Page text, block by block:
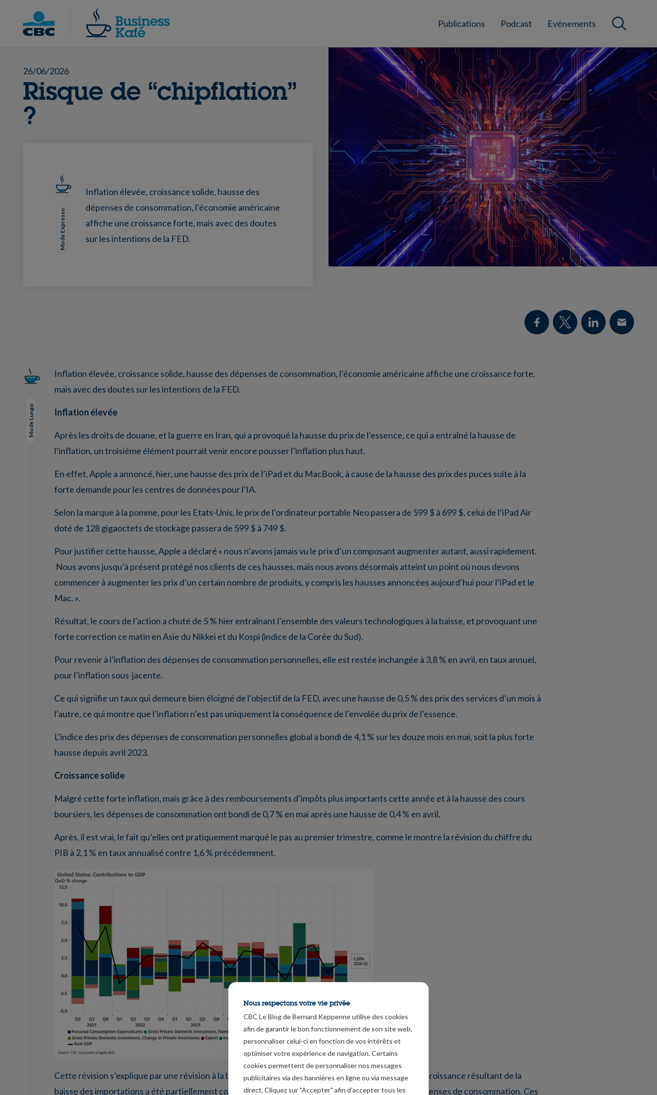
content
Publications Podcast Evénements
Chercher
26/06/2026
Risque de “chipflation”
?
Mode Expresso
Inflation élevée, croissance solide, hausse des
dépenses de consommation, l’économie américaine
affiche une croissance forte, mais avec des doutes
sur les intentions de la FED.
Mode Lungo
Inflation élevée, croissance solide, hausse des dépenses de consommation, l’économie américaine affiche une croissance forte,
mais avec des doutes sur les intentions de la FED.
Inflation élevée
Après les droits de douane, et la guerre en Iran, qui a provoqué la hausse du prix de l’essence, ce qui a entraîné la hausse de
l’inflation, un troisième élément pourrait venir encore pousser l’inflation plus haut.
En effet, Apple a annoncé, hier, une hausse des prix de l’iPad et du MacBook, à cause de la hausse des prix des puces suite à la
forte demande pour les centres de données pour l’IA.
Selon la marque à la pomme, pour les Etats-Unis, le prix de l’ordinateur portable Neo passera de 599 $ à 699 $, celui de l’iPad Air
doté de 128 gigaoctets de stockage passera de 599 $ à 749 $.
Pour justifier cette hausse, Apple a déclaré « nous n’avons jamais vu le prix d’un composant augmenter autant, aussi rapidement.
Nous avons jusqu’à présent protégé nos clients de ces hausses, mais nous avons désormais atteint un point où nous devons
commencer à augmenter les prix d’un certain nombre de produits, y compris les hausses annoncées aujourd’hui pour l’iPad et le
Mac. ».
Résultat, le cours de l’action a chuté de 5 % hier entraînant l’ensemble des valeurs technologiques à la baisse, et provoquant une
forte correction ce matin en Asie du Nikkei et du Kospi (indice de la Corée du Sud).
Pour revenir à l’inflation des dépenses de consommation personnelles, elle est restée inchangée à 3,8 % en avril, en taux annuel,
pour l’inflation sous-jacente.
Ce qui signifie un taux qui demeure bien éloigné de l’objectif de la FED, avec une hausse de 0,5 % des prix des services d’un mois à
l’autre, ce qui montre que l’inflation n’est pas uniquement la conséquence de l’envolée du prix de l’essence.
L’indice des prix des dépenses de consommation personnelles global a bondi de 4,1 % sur les douze mois en mai, soit la plus forte
hausse depuis avril 2023.
Croissance solide
Malgré cette forte inflation, mais grâce à des remboursements d’impôts plus importants cette année et à la hausse des cours
boursiers, les dépenses de consommation ont bondi de 0,7 % en mai après une hausse de 0,4 % en avril.
Après, il est vrai, le fait qu’elles ont pratiquement marqué le pas au premier trimestre, comme le montre la révision du chiffre du
PIB à 2,1 % en taux annualisé contre 1,6 % précédemment.
Cette révision s’explique par une révision à la baisse des importations, résultat, l’effet positif sur la croissance résultant de la
baisse des importations a été partiellement contrebalancé par une forte révision à la baisse des dépenses de consommation. Ces
Nous respectons votre vie privée
CBC Le Blog de Bernard Keppenne utilise des cookies
afin de garantir le bon fonctionnement de son site web,
personnaliser celui-ci en fonction de vos intérêts et
optimiser votre expérience de navigation. Certains
cookies permettent de personnaliser nos messages
publicitaires via des bannières en ligne ou via message
direct. Cliquez sur "Accepter" afin d’accepter tous les